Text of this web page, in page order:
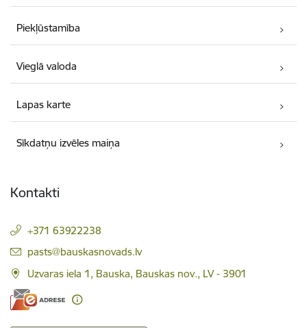
Piekļūstamība
Vieglā valoda
Lapas karte
Sīkdatņu izvēles maiņa
Kontakti
+371 63922238
E-pasts:
pasts@bauskasnovads.lv
Uzvaras iela 1, Bauska, Bauskas nov., LV - 3901